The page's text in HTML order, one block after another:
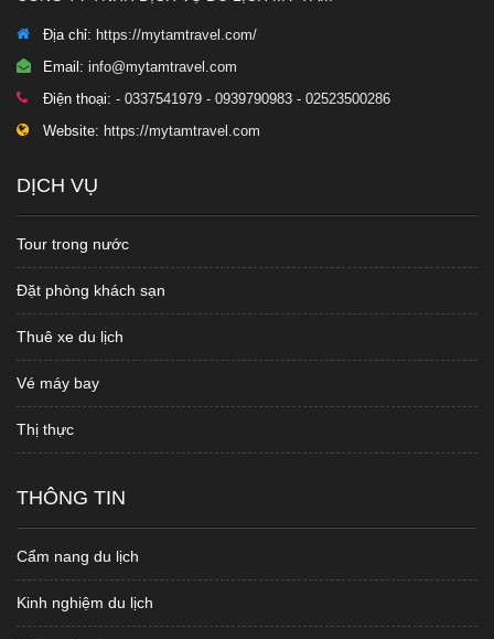
Địa chỉ: https://mytamtravel.com/
Email: info@mytamtravel.com
Điện thoại: - 0337541979 - 0939790983 - 02523500286
Website: https://mytamtravel.com
DỊCH VỤ
Tour trong nước
Đặt phòng khách sạn
Thuê xe du lịch
Vé máy bay
Thị thực
THÔNG TIN
Cẩm nang du lịch
Kinh nghiệm du lịch